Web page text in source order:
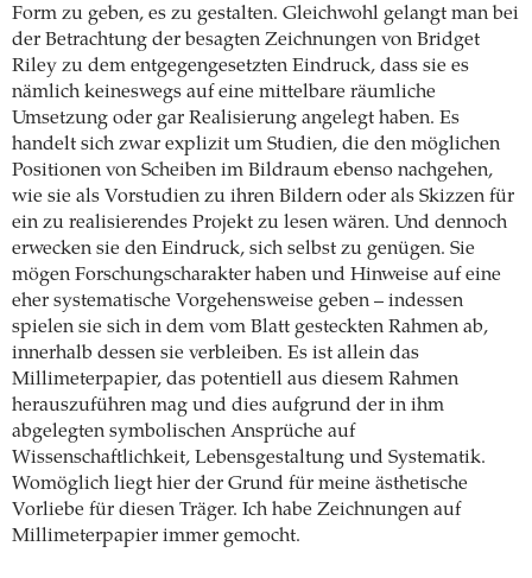
Form zu geben, es zu gestalten. Gleichwohl gelangt man bei
der Betrachtung der besagten Zeichnungen von Bridget
Riley zu dem entgegengesetzten Eindruck, dass sie es
nämlich keineswegs auf eine mittelbare räumliche
Umsetzung oder gar Realisierung angelegt haben. Es
handelt sich zwar explizit um Studien, die den möglichen
Positionen von Scheiben im Bildraum ebenso nachgehen,
wie sie als Vorstudien zu ihren Bildern oder als Skizzen für
ein zu realisierendes Projekt zu lesen wären. Und dennoch
erwecken sie den Eindruck, sich selbst zu genügen. Sie
mögen Forschungscharakter haben und Hinweise auf eine
eher systematische Vorgehensweise geben – indessen
spielen sie sich in dem vom Blatt gesteckten Rahmen ab,
innerhalb dessen sie verbleiben. Es ist allein das
Millimeterpapier, das potentiell aus diesem Rahmen
herauszuführen mag und dies aufgrund der in ihm
abgelegten symbolischen Ansprüche auf
Wissenschaftlichkeit, Lebensgestaltung und Systematik.
Womöglich liegt hier der Grund für meine ästhetische
Vorliebe für diesen Träger. Ich habe Zeichnungen auf
Millimeterpapier immer gemocht.